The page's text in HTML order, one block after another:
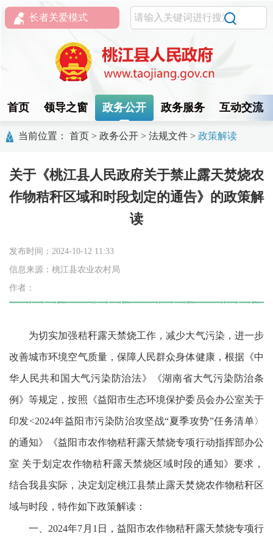
长者关爱模式
首页 领导之窗 政务公开 政务服务 互动交流
当前位置： 首页 > 政务公开 > 法规文件 > 政策解读
关于《桃江县人民政府关于禁止露天焚烧农
作物秸秆区域和时段划定的通告》的政策解
读
发布时间：2024-10-12 11:33
信息来源：桃江县农业农村局
作者：
为切实加强秸秆露天禁烧工作，减少大气污染，进一步
改善城市环境空气质量，保障人民群众身体健康，根据《中
华人民共和国大气污染防治法》《湖南省大气污染防治条
例》等规定，按照《益阳市生态环境保护委员会办公室关于
印发<2024年益阳市污染防治攻坚战“夏季攻势”任务清单〉
的通知》《益阳市农作物秸秆露天禁烧专项行动指挥部办公
室 关于划定农作物秸秆露天禁烧区域时段的通知》要求，
结合我县实际，决定划定桃江县禁止露天焚烧农作物秸秆区
域与时段，特作如下政策解读：
一、2024年7月1日，益阳市农作物秸秆露天禁烧专项行